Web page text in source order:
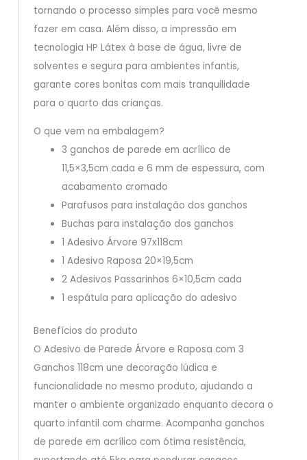
tornando o processo simples para você mesmo
fazer em casa. Além disso, a impressão em
tecnologia HP Látex à base de água, livre de
solventes e segura para ambientes infantis,
garante cores bonitas com mais tranquilidade
para o quarto das crianças.
O que vem na embalagem?
3 ganchos de parede em acrílico de
11,5×3,5cm cada e 6 mm de espessura, com
acabamento cromado
Parafusos para instalação dos ganchos
Buchas para instalação dos ganchos
1 Adesivo Árvore 97x118cm
1 Adesivo Raposa 20×19,5cm
2 Adesivos Passarinhos 6×10,5cm cada
1 espátula para aplicação do adesivo
Benefícios do produto
O Adesivo de Parede Árvore e Raposa com 3
Ganchos 118cm une decoração lúdica e
funcionalidade no mesmo produto, ajudando a
manter o ambiente organizado enquanto decora o
quarto infantil com charme. Acompanha ganchos
de parede em acrílico com ótima resistência,